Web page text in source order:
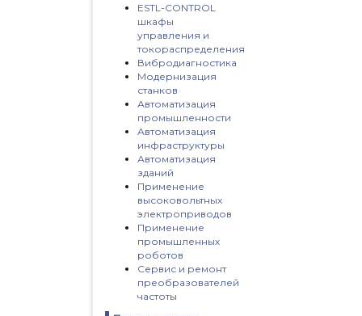
ESTL-CONTROL
шкафы
управления и
токораспределения
Вибродиагностика
Модернизация
станков
Автоматизация
промышленности
Автоматизация
инфраструктуры
Автоматизация
зданий
Применение
высоковольтных
электроприводов
Применение
промышленных
роботов
Сервис и ремонт
преобразователей
частоты